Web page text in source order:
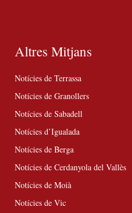
Altres Mitjans
Notícies de Terrassa
Notícies de Granollers
Notícies de Sabadell
Notícies d’Igualada
Notícies de Berga
Notícies de Cerdanyola del Vallès
Notícies de Moià
Notícies de Vic